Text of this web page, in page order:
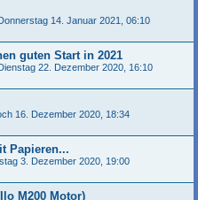
14. Januar 2021, 06:10
guten Start in 2021
22. Dezember 2020, 16:10
16. Dezember 2020, 18:34
Papieren...
3. Dezember 2020, 19:00
M200 Motor)